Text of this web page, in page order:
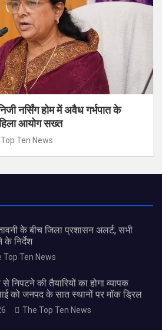
नर्सिंग होम में अवैध गर्भपात के
आयोग सख्त
Ten News
के बीच जिला प्रशासन अलर्ट, सभी
के निर्देश
Top Ten News
निपटने की तैयारियों का होगा व्यापक
को जनपद के सात स्थानों पर मॉक ड्रिल
The Top Ten News